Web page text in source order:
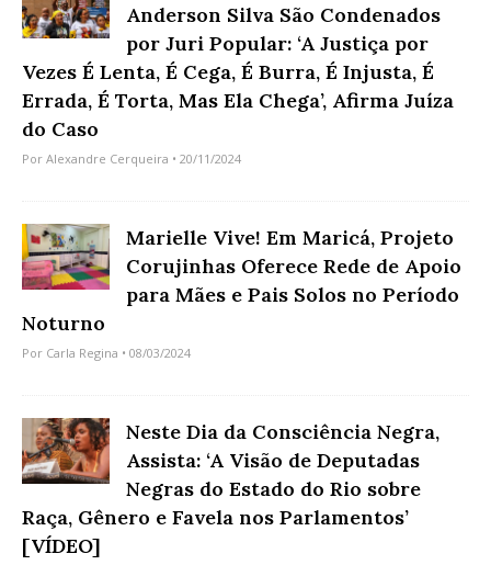
Anderson Silva São Condenados
por Juri Popular: ‘A Justiça por
Vezes É Lenta, É Cega, É Burra, É Injusta, É
Errada, É Torta, Mas Ela Chega’, Afirma Juíza
do Caso
Por Alexandre Cerqueira • 20/11/2024
Marielle Vive! Em Maricá, Projeto
Corujinhas Oferece Rede de Apoio
para Mães e Pais Solos no Período
Noturno
Por Carla Regina • 08/03/2024
Neste Dia da Consciência Negra,
Assista: ‘A Visão de Deputadas
Negras do Estado do Rio sobre
Raça, Gênero e Favela nos Parlamentos’
[VÍDEO]